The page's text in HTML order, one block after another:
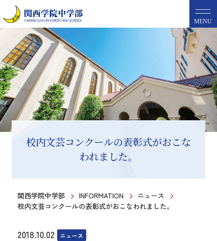
MENU
校内文芸コンクールの表彰式がおこな
われました。
関西学院中学部 INFORMATION
ニュース
校内文芸コンクールの表彰式がおこなわれました。
2018.10.02 ニュース